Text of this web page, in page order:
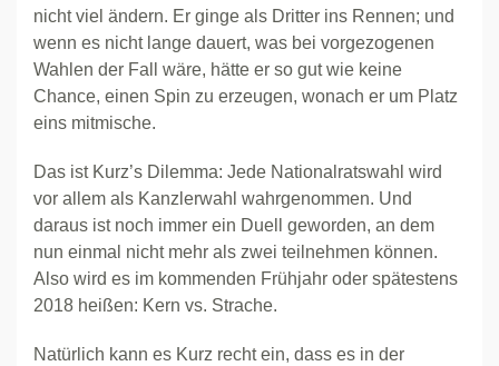
nicht viel ändern. Er ginge als Dritter ins Rennen; und
wenn es nicht lange dauert, was bei vorgezogenen
Wahlen der Fall wäre, hätte er so gut wie keine
Chance, einen Spin zu erzeugen, wonach er um Platz
eins mitmische.
Das ist Kurz’s Dilemma: Jede Nationalratswahl wird
vor allem als Kanzlerwahl wahrgenommen. Und
daraus ist noch immer ein Duell geworden, an dem
nun einmal nicht mehr als zwei teilnehmen können.
Also wird es im kommenden Frühjahr oder spätestens
2018 heißen: Kern vs. Strache.
Natürlich kann es Kurz recht ein, dass es in der